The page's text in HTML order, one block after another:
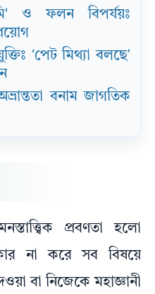
ও ফলন বিপর্যয়ঃ
‘পেট মিথ্যা বলছে’
বনাম জাগতিক
প্রবণতা হলো
না করে সব বিষয়ে
বা নিজেকে মহাজ্ঞানী